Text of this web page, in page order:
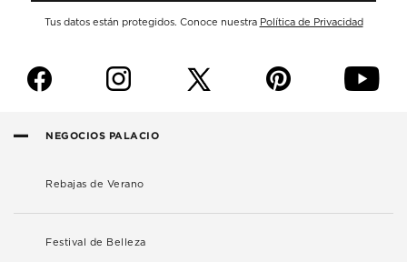
Tus datos están protegidos. Conoce nuestra Política de Privacidad
f i p y
NEGOCIOS PALACIO
Rebajas de Verano
Festival de Belleza